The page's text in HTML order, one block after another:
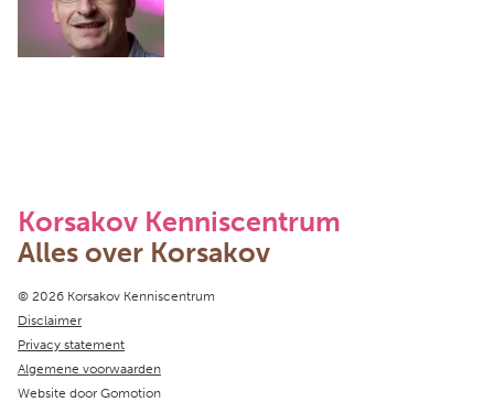
Korsakov Kenniscentrum
Alles over Korsakov
Copyright navigation
© 2026 Korsakov Kenniscentrum
Disclaimer
Privacy statement
Algemene voorwaarden
Website door Gomotion